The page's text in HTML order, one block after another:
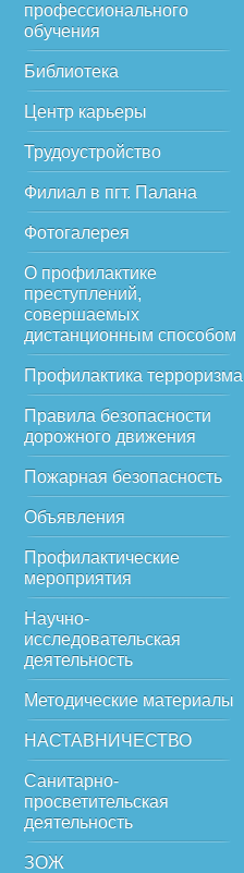
профессионального
обучения
Библиотека
Центр карьеры
Трудоустройство
Филиал в пгт. Палана
Фотогалерея
О профилактике
преступлений,
совершаемых
дистанционным способом
Профилактика терроризма
Правила безопасности
дорожного движения
Пожарная безопасность
Объявления
Профилактические
мероприятия
Научно-
исследовательская
деятельность
Методические материалы
НАСТАВНИЧЕСТВО
Санитарно-
просветительская
деятельность
ЗОЖ